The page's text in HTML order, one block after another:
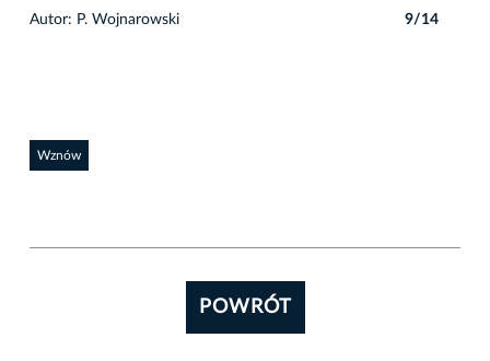
Autor: P. Wojnarowski 9/14
Wznów
POWRÓT